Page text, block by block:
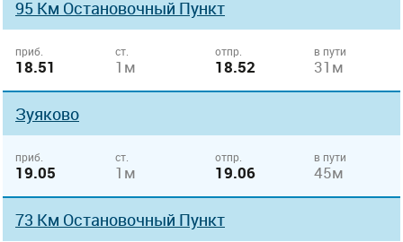
95 Км Остановочный Пункт
приб.
18.51
ст.
1м
отпр.
18.52
в пути
31м
Зуяково
приб.
19.05
ст.
1м
отпр.
19.06
в пути
45м
73 Км Остановочный Пункт